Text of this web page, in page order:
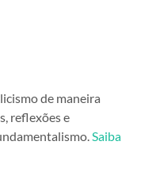
de maneira
reflexões e
Saiba